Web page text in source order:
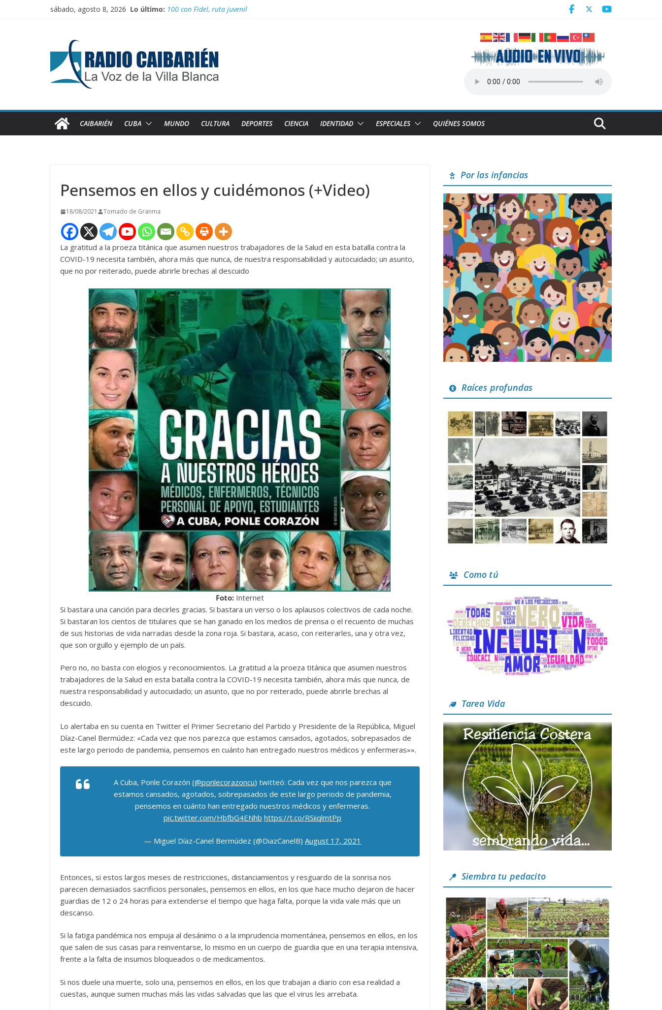
sábado, agosto 8, 2026 Lo último: Juegan el torneo Aguascalientes el GM Elier Miranda Mesa y el MI Diazmany Otero Acosta
100 con Fidel, ruta juvenil
CAIBARIÉN CUBA MUNDO CULTURA DEPORTES CIENCIA IDENTIDAD ESPECIALES QUIÉNES SOMOS
Pensemos en ellos y cuidémonos (+Video)
18/08/2021 Tomado de Granma
La gratitud a la proeza titánica que asumen nuestros trabajadores de la Salud en esta batalla contra la
COVID-19 necesita también, ahora más que nunca, de nuestra responsabilidad y autocuidado; un asunto,
que no por reiterado, puede abrirle brechas al descuido
Foto:Internet
Si bastara una canción para decirles gracias. Si bastara un verso o los aplausos colectivos de cada noche.
Si bastaran los cientos de titulares que se han ganado en los medios de prensa o el recuento de muchas
de sus historias de vida narradas desde la zona roja. Si bastara, acaso, con reiterarles, una y otra vez,
que son orgullo y ejemplo de un país.
Pero no, no basta con elogios y reconocimientos. La gratitud a la proeza titánica que asumen nuestros
trabajadores de la Salud en esta batalla contra la COVID-19 necesita también, ahora más que nunca, de
nuestra responsabilidad y autocuidado; un asunto, que no por reiterado, puede abrirle brechas al
descuido.
Lo alertaba en su cuenta en Twitter el Primer Secretario del Partido y Presidente de la República, Miguel
Díaz-Canel Bermúdez: «Cada vez que nos parezca que estamos cansados, agotados, sobrepasados de
este largo periodo de pandemia, pensemos en cuánto han entregado nuestros médicos y enfermeras»».
A Cuba, Ponle Corazón (@ponlecorazoncu) twitteó: Cada vez que nos parezca que
estamos cansados, agotados, sobrepasados de este largo periodo de pandemia,
pensemos en cuánto han entregado nuestros médicos y enfermeras.
pic.twitter.com/HbfbG4ENhb https://t.co/RSiiqlmtPp
— Miguel Díaz-Canel Bermúdez (@DiazCanelB)August 17, 2021
Entonces, si estos largos meses de restricciones, distanciamientos y resguardo de la sonrisa nos
parecen demasiados sacrificios personales, pensemos en ellos, en los que hace mucho dejaron de hacer
guardias de 12 o 24 horas para extenderse el tiempo que haga falta, porque la vida vale más que un
descanso.
Si la fatiga pandémica nos empuja al desánimo o a la imprudencia momentánea, pensemos en ellos, en los
que salen de sus casas para reinventarse, lo mismo en un cuerpo de guardia que en una terapia intensiva,
frente a la falta de insumos bloqueados o de medicamentos.
Si nos duele una muerte, solo una, pensemos en ellos, en los que trabajan a diario con esa realidad a
cuestas, aunque sumen muchas más las vidas salvadas que las que el virus les arrebata.
Por las infancias
Raíces profundas
Como tú
Tarea Vida
Siembra tu pedacito